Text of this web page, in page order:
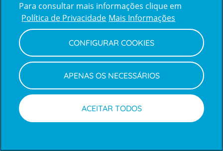
Para consultar mais informações clique em
Política de Privacidade Mais Informações
CONFIGURAR COOKIES
APENAS OS NECESSÁRIOS
ACEITAR TODOS